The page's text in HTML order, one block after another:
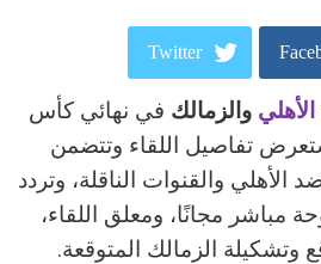
Twitter
ReddIt
Pinterest
الأهلي والزمالك في نهائي كأس
تفاصيل اللقاء وتتضمن
الأهلي والقنوات الناقلة، وتردد
مباشر مجانًا، ومعلق اللقاء،
وتشكيلة الزمالك المتوقعة.